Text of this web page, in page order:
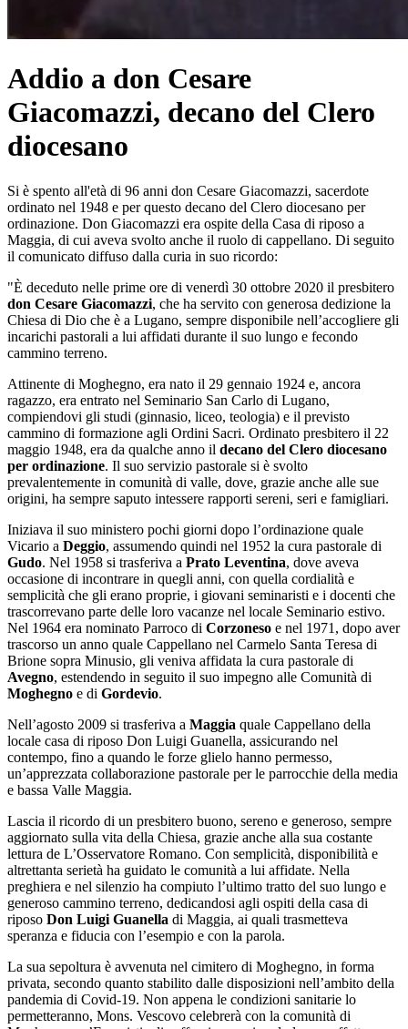
Addio a don Cesare
Giacomazzi, decano del Clero
diocesano
Si è spento all'età di 96 anni don Cesare Giacomazzi, sacerdote
ordinato nel 1948 e per questo decano del Clero diocesano per
ordinazione. Don Giacomazzi era ospite della Casa di riposo a
Maggia, di cui aveva svolto anche il ruolo di cappellano. Di seguito
il comunicato diffuso dalla curia in suo ricordo:
"È deceduto nelle prime ore di venerdì 30 ottobre 2020 il presbitero
don Cesare Giacomazzi, che ha servito con generosa dedizione la
Chiesa di Dio che è a Lugano, sempre disponibile nell’accogliere gli
incarichi pastorali a lui affidati durante il suo lungo e fecondo
cammino terreno.
Attinente di Moghegno, era nato il 29 gennaio 1924 e, ancora
ragazzo, era entrato nel Seminario San Carlo di Lugano,
compiendovi gli studi (ginnasio, liceo, teologia) e il previsto
cammino di formazione agli Ordini Sacri. Ordinato presbitero il 22
maggio 1948, era da qualche anno il decano del Clero diocesano
per ordinazione. Il suo servizio pastorale si è svolto
prevalentemente in comunità di valle, dove, grazie anche alle sue
origini, ha sempre saputo intessere rapporti sereni, seri e famigliari.
Iniziava il suo ministero pochi giorni dopo l’ordinazione quale
Vicario a Deggio, assumendo quindi nel 1952 la cura pastorale di
Gudo. Nel 1958 si trasferiva a Prato Leventina, dove aveva
occasione di incontrare in quegli anni, con quella cordialità e
semplicità che gli erano proprie, i giovani seminaristi e i docenti che
trascorrevano parte delle loro vacanze nel locale Seminario estivo.
Nel 1964 era nominato Parroco di Corzoneso e nel 1971, dopo aver
trascorso un anno quale Cappellano nel Carmelo Santa Teresa di
Brione sopra Minusio, gli veniva affidata la cura pastorale di
Avegno, estendendo in seguito il suo impegno alle Comunità di
Moghegno e di Gordevio.
Nell’agosto 2009 si trasferiva a Maggia quale Cappellano della
locale casa di riposo Don Luigi Guanella, assicurando nel
contempo, fino a quando le forze glielo hanno permesso,
un’apprezzata collaborazione pastorale per le parrocchie della media
e bassa Valle Maggia.
Lascia il ricordo di un presbitero buono, sereno e generoso, sempre
aggiornato sulla vita della Chiesa, grazie anche alla sua costante
lettura de L’Osservatore Romano. Con semplicità, disponibilità e
altrettanta serietà ha guidato le comunità a lui affidate. Nella
preghiera e nel silenzio ha compiuto l’ultimo tratto del suo lungo e
generoso cammino terreno, dedicandosi agli ospiti della casa di
riposo Don Luigi Guanella di Maggia, ai quali trasmetteva
speranza e fiducia con l’esempio e con la parola.
La sua sepoltura è avvenuta nel cimitero di Moghegno, in forma
privata, secondo quanto stabilito dalle disposizioni nell’ambito della
pandemia di Covid-19. Non appena le condizioni sanitarie lo
permetteranno, Mons. Vescovo celebrerà con la comunità di